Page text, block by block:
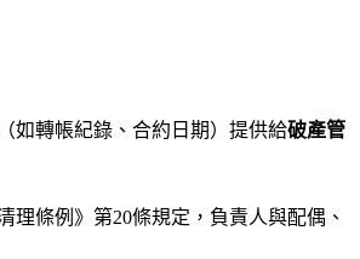
如轉帳紀錄、合約日期）提供給破產管
條例》第20條規定，負責人與配偶、